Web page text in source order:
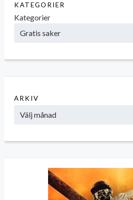
KATEGORIER
Kategorier
ARKIV